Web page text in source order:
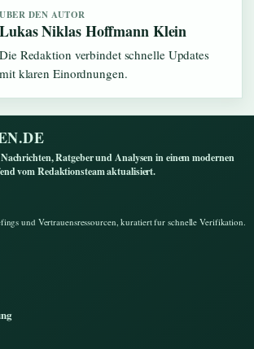
UBER DEN AUTOR
Lukas Niklas Hoffmann Klein
Die Redaktion verbindet schnelle Updates
mit klaren Einordnungen.
Ratgeber und Analysen in einem modernen
vom Redaktionsteam aktualisiert.
und Vertrauensressourcen, kuratiert fur schnelle Verifikation.